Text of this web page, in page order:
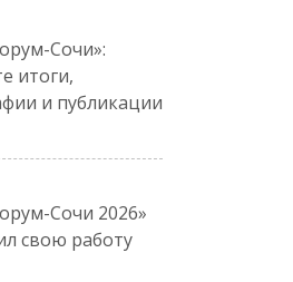
Сочи»:
итоги,
и публикации
Сочи 2026»
свою работу